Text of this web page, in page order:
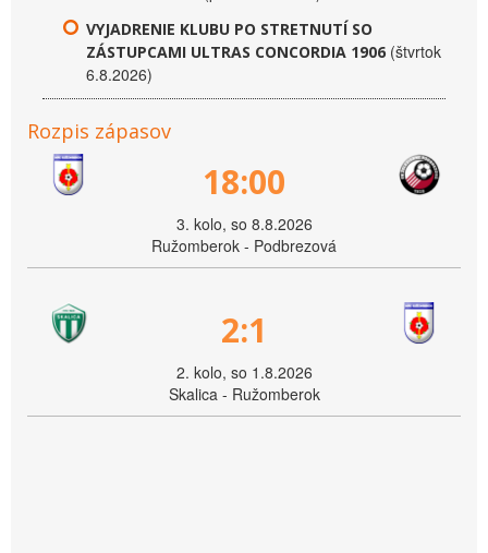
VYJADRENIE KLUBU PO STRETNUTÍ SO
ZÁSTUPCAMI ULTRAS CONCORDIA 1906 (štvrtok
6.8.2026)
Rozpis zápasov
18:00
3. kolo, so 8.8.2026
Ružomberok - Podbrezová
2:1
2. kolo, so 1.8.2026
Skalica - Ružomberok